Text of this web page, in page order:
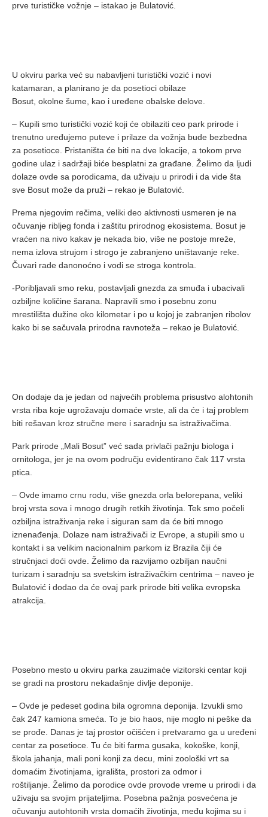
prve turističke vožnje – istakao je Bulatović.
U okviru parka već su nabavljeni turistički vozić i novi
katamaran, a planirano je da posetioci obilaze
Bosut, okolne šume, kao i uređene obalske delove.
– Kupili smo turistički vozić koji će obilaziti ceo park prirode i
trenutno uređujemo puteve i prilaze da vožnja bude bezbedna
za posetioce. Pristaništa će biti na dve lokacije, a tokom prve
godine ulaz i sadržaji biće besplatni za građane. Želimo da ljudi
dolaze ovde sa porodicama, da uživaju u prirodi i da vide šta
sve Bosut može da pruži – rekao je Bulatović.
Prema njegovim rečima, veliki deo aktivnosti usmeren je na
očuvanje ribljeg fonda i zaštitu prirodnog ekosistema. Bosut je
vraćen na nivo kakav je nekada bio, više ne postoje mreže,
nema izlova strujom i strogo je zabranjeno uništavanje reke.
Čuvari rade danonoćno i vodi se stroga kontrola.
-Poribljavali smo reku, postavljali gnezda za smuđa i ubacivali
ozbiljne količine šarana. Napravili smo i posebnu zonu
mrestilišta dužine oko kilometar i po u kojoj je zabranjen ribolov
kako bi se sačuvala prirodna ravnoteža – rekao je Bulatović.
On dodaje da je jedan od najvećih problema prisustvo alohtonih
vrsta riba koje ugrožavaju domaće vrste, ali da će i taj problem
biti rešavan kroz stručne mere i saradnju sa istraživačima.
Park prirode „Mali Bosut” već sada privlači pažnju biologa i
ornitologa, jer je na ovom području evidentirano čak 117 vrsta
ptica.
– Ovde imamo crnu rodu, više gnezda orla belorepana, veliki
broj vrsta sova i mnogo drugih retkih životinja. Tek smo počeli
ozbiljna istraživanja reke i siguran sam da će biti mnogo
iznenađenja. Dolaze nam istraživači iz Evrope, a stupili smo u
kontakt i sa velikim nacionalnim parkom iz Brazila čiji će
stručnjaci doći ovde. Želimo da razvijamo ozbiljan naučni
turizam i saradnju sa svetskim istraživačkim centrima – naveo je
Bulatović i dodao da će ovaj park prirode biti velika evropska
atrakcija.
Posebno mesto u okviru parka zauzimaće vizitorski centar koji
se gradi na prostoru nekadašnje divlje deponije.
– Ovde je pedeset godina bila ogromna deponija. Izvukli smo
čak 247 kamiona smeća. To je bio haos, nije moglo ni peške da
se prođe. Danas je taj prostor očišćen i pretvaramo ga u uređeni
centar za posetioce. Tu će biti farma gusaka, kokoške, konji,
škola jahanja, mali poni konji za decu, mini zoološki vrt sa
domaćim životinjama, igrališta, prostori za odmor i
roštiljanje. Želimo da porodice ovde provode vreme u prirodi i da
uživaju sa svojim prijateljima. Posebna pažnja posvećena je
očuvanju autohtonih vrsta domaćih životinja, među kojima su i